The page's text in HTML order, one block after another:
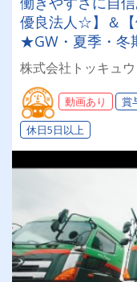
優良法人☆】＆
★GW・夏季・冬
を大切にする昭
大歓迎！大型ト
株式会社トッキュ
動画あり 賞
休日5日以上